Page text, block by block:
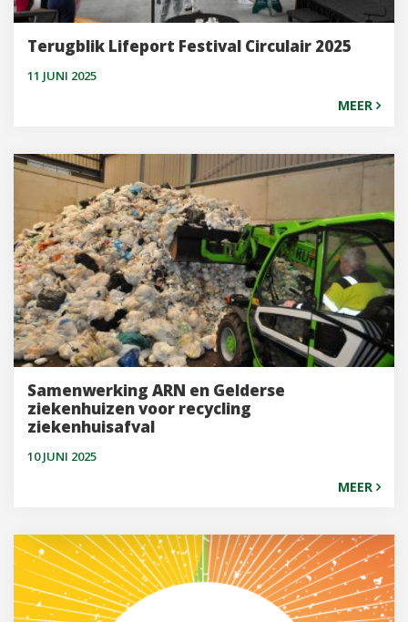
Terugblik Lifeport Festival Circulair 2025
11 JUNI 2025
MEER
Samenwerking ARN en Gelderse
ziekenhuizen voor recycling
ziekenhuisafval
10 JUNI 2025
MEER